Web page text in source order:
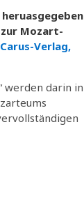
heruasgegeben
zur Mozart-
Verlag,
werden darin in